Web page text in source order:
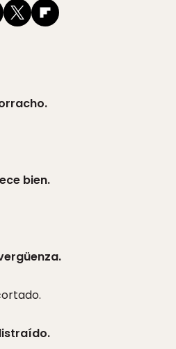
bien.